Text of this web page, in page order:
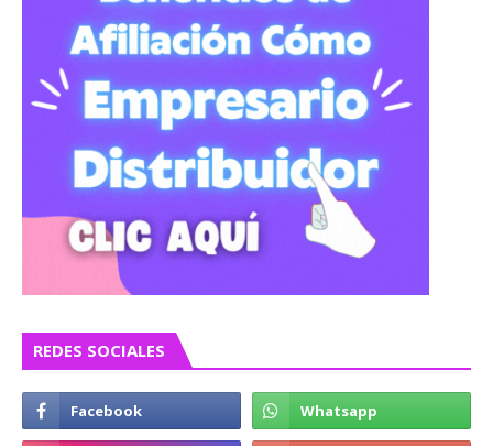
REDES SOCIALES